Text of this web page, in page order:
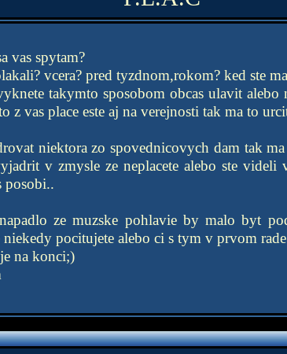
vas spytam?
vcera? pred tyzdnom,rokom? ked ste
takymto sposobom obcas ulavit alebo
z vas place este aj na verejnosti tak ma to
niektora zo spovednicovych dam tak
v zmysle ze neplacete alebo ste videli
posobi..
ze muzske pohlavie by malo byt
niekedy pocitujete alebo ci s tym v prvom
na konci;)